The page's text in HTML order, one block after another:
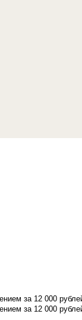
за 12 000
за 12 000